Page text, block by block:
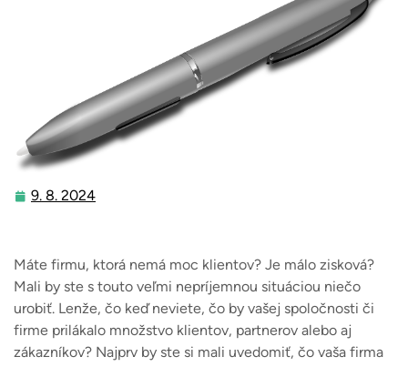
9. 8. 2024
Máte firmu, ktorá nemá moc klientov? Je málo zisková?
Mali by ste s touto veľmi nepríjemnou situáciou niečo
urobiť. Lenže, čo keď neviete, čo by vašej spoločnosti či
firme prilákalo množstvo klientov, partnerov alebo aj
zákazníkov? Najprv by ste si mali uvedomiť, čo vaša firma